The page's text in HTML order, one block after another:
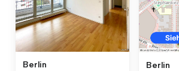
Berlin Berlin